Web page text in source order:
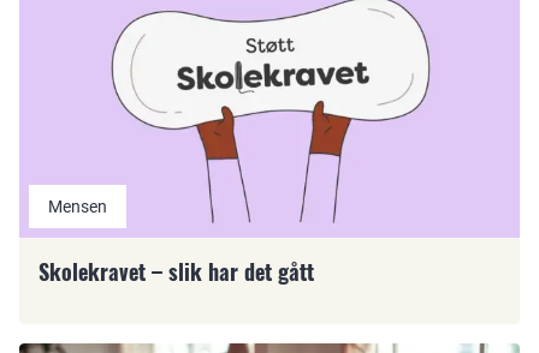
Mensen
Skolekravet – slik har det gått